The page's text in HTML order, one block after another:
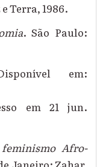
Terra, 1986.
. São Paulo:
em:
em 21 jun.
Afro-